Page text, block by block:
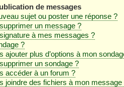
de messages
sujet ou poster une réponse ?
un message ?
à mes messages ?
?
ajouter plus d’options à mon
un sondage ?
accéder à un forum ?
joindre des fichiers à mon message